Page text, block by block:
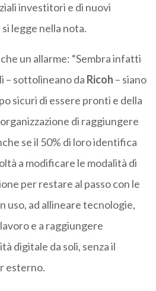
investitori e di nuovi
legge nella nota.
un allarme: “Sembra infatti
– sottolineano da Ricoh – siano
sicuri di essere pronti e della
di raggiungere
se il 50% di loro identifica
a modificare le modalità di
per restare al passo con le
uso, ad allineare tecnologie,
e a raggiungere
digitale da soli, senza il
esterno.